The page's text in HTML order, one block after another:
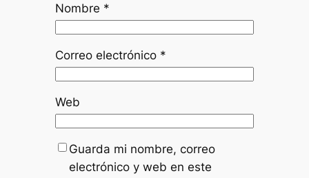
Nombre *
Correo electrónico *
Web
Guarda mi nombre, correo
electrónico y web en este